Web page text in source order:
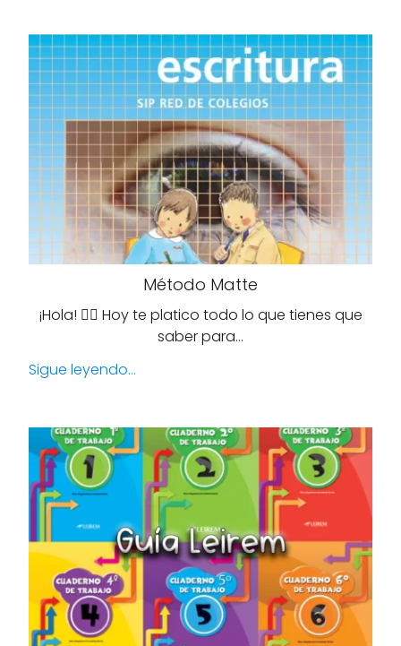
Método Matte
¡Hola! 🙋‍♀️ Hoy te platico todo lo que tienes que
saber para…
Sigue leyendo...